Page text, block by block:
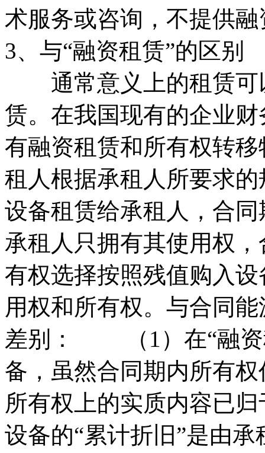
术服务或咨询，不提供
3、与“融资租赁”的区别
通常意义上的租赁可
赁。在我国现有的企业
有融资租赁和所有权转
租人根据承租人所要求
设备租赁给承租人，合
承租人只拥有其使用权
有权选择按照残值购入
用权和所有权。与合同
差别： （1）在“融资
备，虽然合同期内所有
所有权上的实质内容已
设备的“累计折旧”是由